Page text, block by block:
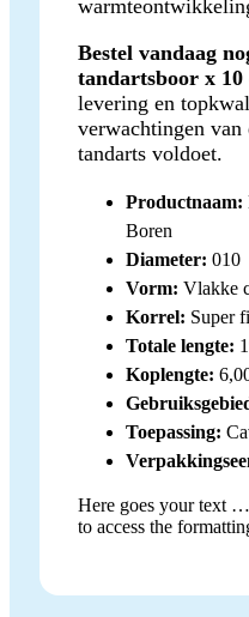
Bestel vandaag
tandartsboor x 10
levering en
verwachtingen van
tandarts voldoet.
Productnaam:
Boren
Diameter: 010
Vorm: Vlakke
Korrel: Super
Totale lengte:
Koplengte:
Toepassing:
Here goes your text
to access the